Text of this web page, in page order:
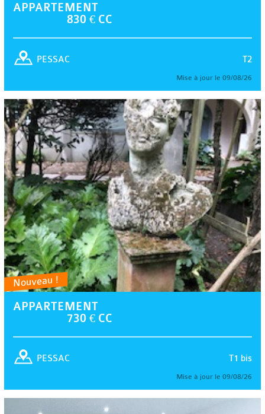
APPARTEMENT
830 € CC
T2
PESSAC
Mise à jour le 09/08/26
Nouveau !
APPARTEMENT
730 € CC
T1 bis
PESSAC
Mise à jour le 09/08/26